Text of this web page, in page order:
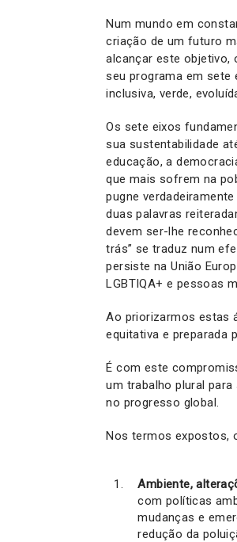
Num mundo em
criação de um futuro
alcançar este objetivo,
seu programa em sete
inclusiva, verde,
Os sete eixos
sua sustentabilidade
educação, a
que mais sofrem na
pugne
duas palavras
devem ser-lhe
trás” se traduz num
persiste na União
LGBTIQA+ e pessoas
Ao priorizarmos estas
equitativa e preparada
É com este
um trabalho plural
no progresso global.
Nos termos expostos,
Ambiente,
com políticas
mudanças e
redução da